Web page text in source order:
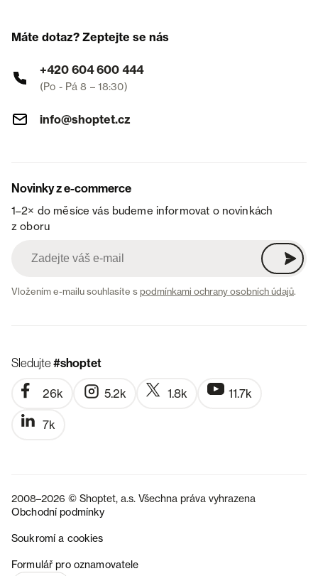
Máte dotaz? Zeptejte se nás
+420 604 600 444
(Po - Pá 8 – 18:30)
info@shoptet.cz
Novinky z e-commerce
1–2× do měsíce vás budeme informovat o novinkách
z oboru
Vložením e-mailu souhlasíte spodmínkami ochrany osobních údajů.
Sledujte#shoptet
26k 5.2k 1.8k 11.7k
7k
2008–2026 © Shoptet, a.s. Všechna práva vyhrazena
Obchodní podmínky
Soukromí a cookies
Formulář pro oznamovatele